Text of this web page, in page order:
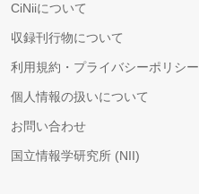
CiNiiについて
収録刊行物について
利用規約・プライバシーポリシー
個人情報の扱いについて
お問い合わせ
国立情報学研究所 (NII)